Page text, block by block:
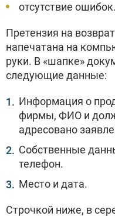
отсутствие ошибок.
Претензия на
напечатана на
руки. В «шапке»
следующие данные:
Информация о
фирмы, ФИО и
адресовано
Собственные
телефон.
Место и дата.
Строчкой ниже, в